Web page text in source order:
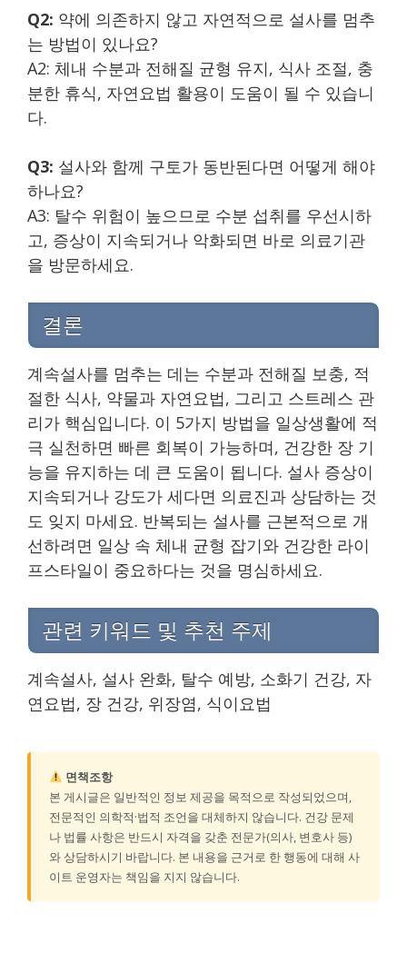
Q2: 약에 의존하지 않고 자연적으로 설사를 멈추
는 방법이 있나요?
A2: 체내 수분과 전해질 균형 유지, 식사 조절, 충
분한 휴식, 자연요법 활용이 도움이 될 수 있습니
다.
Q3: 설사와 함께 구토가 동반된다면 어떻게 해야
하나요?
A3: 탈수 위험이 높으므로 수분 섭취를 우선시하
고, 증상이 지속되거나 악화되면 바로 의료기관
을 방문하세요.
결론
계속설사를 멈추는 데는 수분과 전해질 보충, 적
절한 식사, 약물과 자연요법, 그리고 스트레스 관
리가 핵심입니다. 이 5가지 방법을 일상생활에 적
극 실천하면 빠른 회복이 가능하며, 건강한 장 기
능을 유지하는 데 큰 도움이 됩니다. 설사 증상이
지속되거나 강도가 세다면 의료진과 상담하는 것
도 잊지 마세요. 반복되는 설사를 근본적으로 개
선하려면 일상 속 체내 균형 잡기와 건강한 라이
프스타일이 중요하다는 것을 명심하세요.
관련 키워드 및 추천 주제
계속설사, 설사 완화, 탈수 예방, 소화기 건강, 자
연요법, 장 건강, 위장염, 식이요법
면책조항
본 게시글은 일반적인 정보 제공을 목적으로 작성되었으며,
전문적인 의학적·법적 조언을 대체하지 않습니다. 건강 문제
나 법률 사항은 반드시 자격을 갖춘 전문가(의사, 변호사 등)
와 상담하시기 바랍니다. 본 내용을 근거로 한 행동에 대해 사
이트 운영자는 책임을 지지 않습니다.